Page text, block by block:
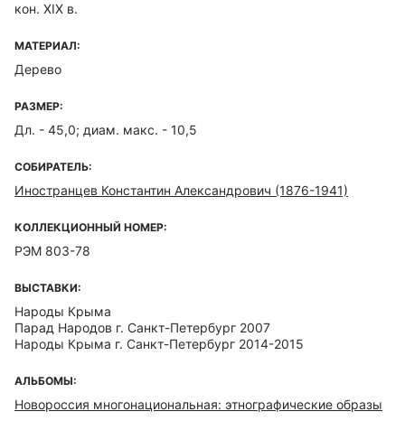
кон. XIX в.
МАТЕРИАЛ:
Дерево
РАЗМЕР:
Дл. - 45,0; диам. макс. - 10,5
СОБИРАТЕЛЬ:
Иностранцев Константин Александрович (1876-1941)
КОЛЛЕКЦИОННЫЙ НОМЕР:
РЭМ 803-78
ВЫСТАВКИ:
Народы Крыма
Парад Народов г. Санкт-Петербург 2007
Народы Крыма г. Санкт-Петербург 2014-2015
АЛЬБОМЫ:
Новороссия многонациональная: этнографические образы